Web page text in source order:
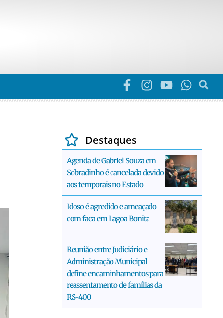
Destaques
Agenda de Gabriel Souza em
Sobradinho é cancelada devido
aos temporais no Estado
Idoso é agredido e ameaçado
com faca em Lagoa Bonita
Reunião entre Judiciário e
Administração Municipal
define encaminhamentos para
reassentamento de famílias da
RS-400